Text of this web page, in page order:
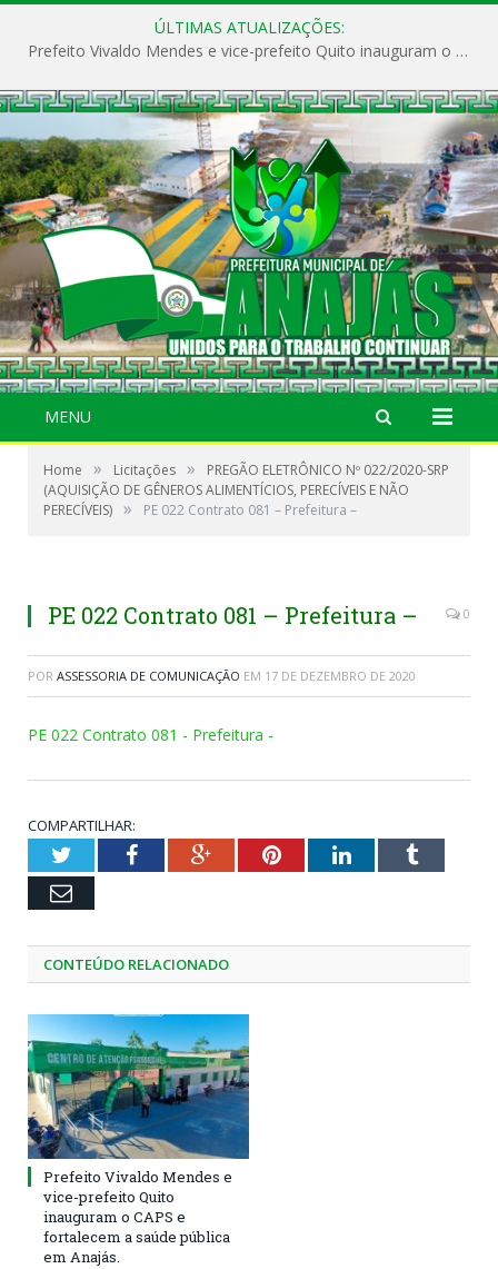
ÚLTIMAS ATUALIZAÇÕES:
Prefeito Vivaldo Mendes e vice-prefeito Quito inauguram o CAPS e fortalecem a saúde pública em Anajás.
MENU
Home » Licitações »
PREGÃO ELETRÔNICO Nº 022/2020-SRP
(AQUISIÇÃO DE GÊNEROS ALIMENTÍCIOS, PERECÍVEIS E NÃO
PERECÍVEIS) » PE 022 Contrato 081 – Prefeitura –
PE 022 Contrato 081 – Prefeitura – 0
POR ASSESSORIA DE COMUNICAÇÃO EM 17 DE DEZEMBRO DE 2020
PE 022 Contrato 081 - Prefeitura -
COMPARTILHAR:
TwitterFacebookGoogle+PinterestLinkedInTumblr
Email
CONTEÚDO RELACIONADO
Prefeito Vivaldo Mendes e
vice-prefeito Quito
inauguram o CAPS e
fortalecem a saúde pública
em Anajás.